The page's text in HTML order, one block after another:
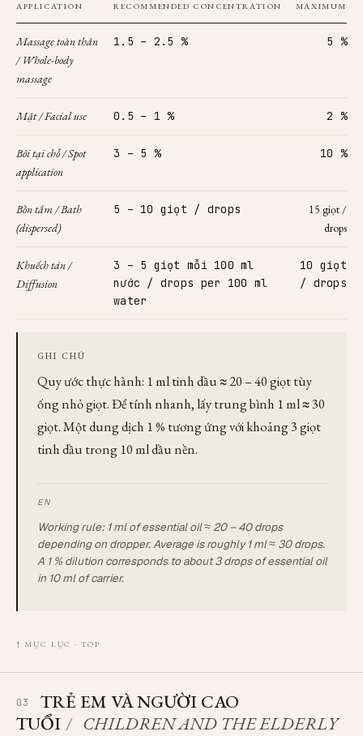
APPLICATION
RECOMMENDED CONCENTRATION
MAXIMUM
Massage toàn thân
/ Whole-body
massage
1.5 – 2.5 % 5 %
Mặt / Facial use 0.5 – 1 % 2 %
Bôi tại chỗ / Spot
application
3 – 5 % 10 %
Bồn tắm / Bath
(dispersed)
5 – 10 giọt / drops
15 giọt /
drops
Khuếch tán /
Diffusion
3 – 5 giọt mỗi 100 ml
nước / drops per 100 ml
water
10 giọt
/ drops
GHI CHÚ
Quy ước thực hành: 1 ml tinh dầu ≈ 20 – 40 giọt tùy
ống nhỏ giọt. Để tính nhanh, lấy trung bình 1 ml ≈ 30
giọt. Một dung dịch 1 % tương ứng với khoảng 3 giọt
tinh dầu trong 10 ml dầu nền.
Working rule: 1 ml of essential oil ≈ 20 – 40 drops
depending on dropper. Average is roughly 1 ml ≈ 30 drops.
A 1 % dilution corresponds to about 3 drops of essential oil
in 10 ml of carrier.
↑ MỤC LỤC · TOP
03
TRẺ EM VÀ NGƯỜI CAO
TUỔI / CHILDREN AND THE ELDERLY